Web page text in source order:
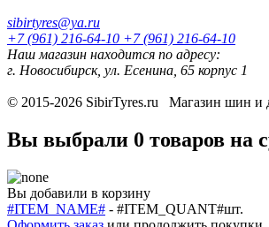
sibirtyres@ya.ru
+7 (961) 216-64-10 +7 (961) 216-64-10
Наш магазин находится по адресу:
г. Новосибирск, ул. Есенина, 65 корпус 1
© 2015-2026 SibirTyres.ru Магазин шин и
Вы выбрали 0 товаров на
Вы добавили в корзину
#ITEM_NAME# - #ITEM_QUANT#шт.